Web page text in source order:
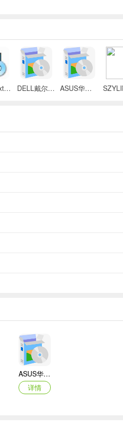
Free Text to Speech DELL戴尔 Inspiron 11z笔记本触摸板驱动 ASUS华硕 X87Q笔记本 无线网络控制器应用程序
ASUS华硕F1A55-M LX3 R2.0主板BIOS
详情